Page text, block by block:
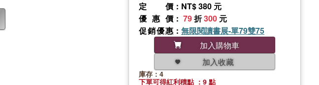
定價 ：NT$ 380 元
優惠價 ： 79折300 元
促銷優惠 ： 無限閱讀書展-單79雙75
加入購物車
加入收藏
庫存：4
下單可得紅利積點 ：9 點